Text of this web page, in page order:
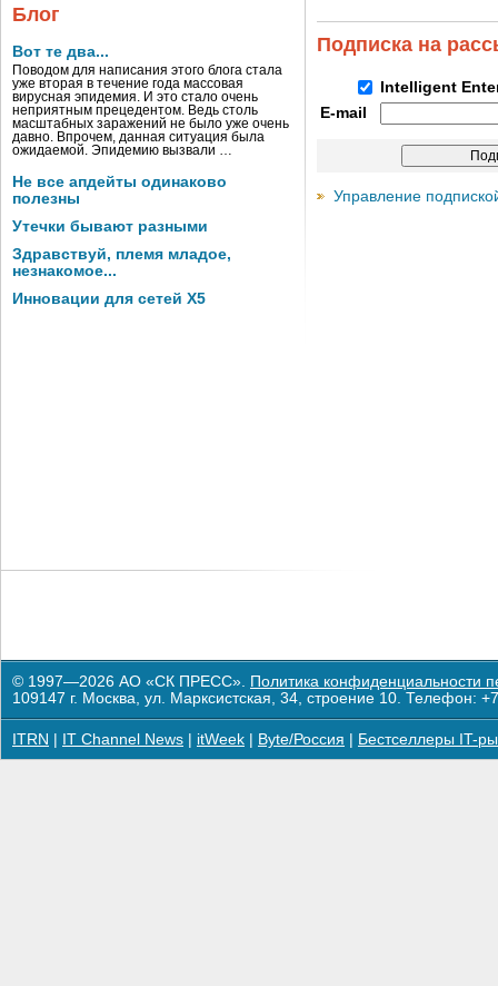
Блог
Вот те два...
Поводом для написания этого блога стала
уже вторая в течение года массовая
вирусная эпидемия. И это стало очень
неприятным прецедентом. Ведь столь
масштабных заражений не было уже очень
давно. Впрочем, данная ситуация была
ожидаемой. Эпидемию вызвали …
Не все апдейты одинаково
полезны
Утечки бывают разными
Здравствуй, племя младое,
незнакомое...
Инновации для сетей X5
Подписка на
Intelligent
E-mail
Управление
© 1997—2026 АО «СК ПРЕСС». Политика конфиденциальности
109147 г. Москва, ул. Марксистская, 34, строение 10. Телефон:
ITRN IT Channel News itWeek Byte/Россия Бестселлеры IT-